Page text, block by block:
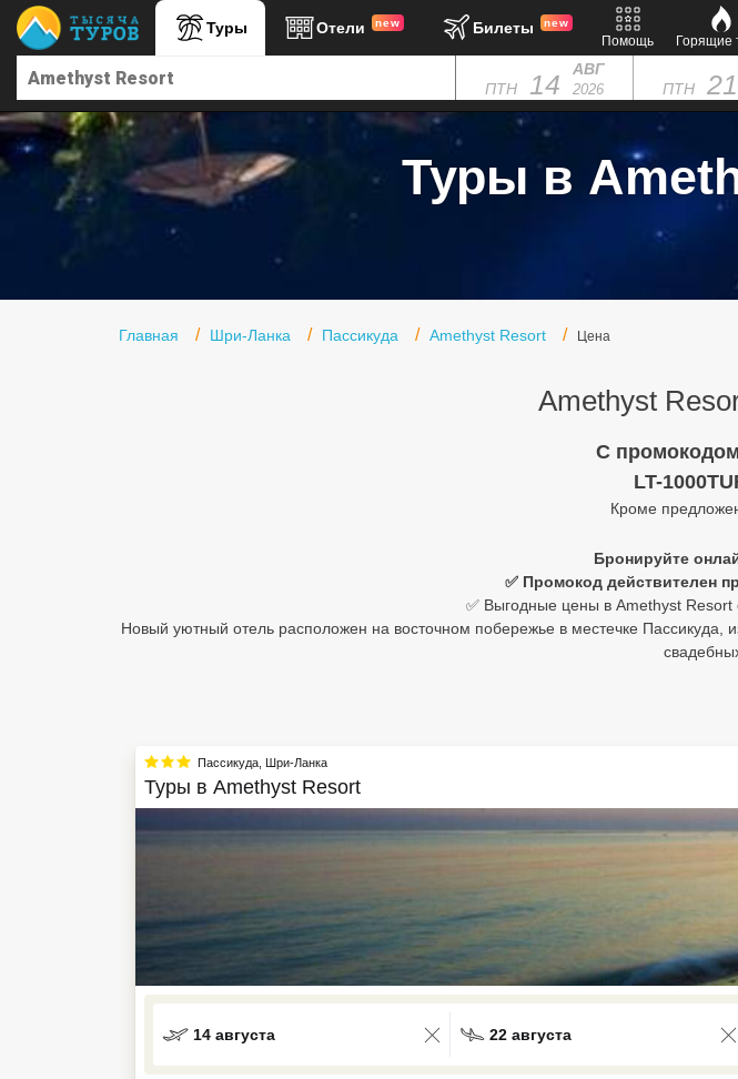
Туры Отели new Билеты new
Помощь Горящие
ПТН 14 АВГ
2026 ПТН 21
Туры в
Главная Шри-Ланка Пассикуда Amethyst Resort Цена
Amethyst
C
LT-
Кроме
Бронируйте
✅ Промокод действителен
✅ Выгодные цены в Amethyst Resort
Новый уютный отель расположен на восточном побережье в местечке
Пассикуда, Шри-Ланка
Туры в Amethyst Resort
14 августа 22 августа
Главная
Туры в Турцию
Туры в Египет
Северный Гоа
Большой Сочи